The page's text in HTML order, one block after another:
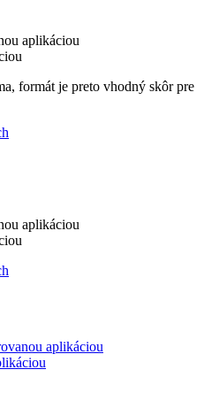
aplikáciou
formát je preto vhodný skôr pre
aplikáciou
aplikáciou